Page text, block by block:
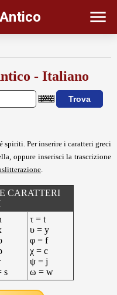
- Italiano
spiriti. Per inserire i caratteri greci
oppure inserisci la trascrizione
CARATTERI
s
τ = t
υ = y
φ = f
χ = c
ψ = j
ω = w